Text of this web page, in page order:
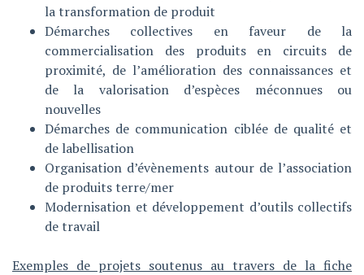
la transformation de produit
Démarches collectives en faveur de la
commercialisation des produits en circuits de
proximité, de l’amélioration des connaissances et
de la valorisation d’espèces méconnues ou
nouvelles
Démarches de communication ciblée de qualité et
de labellisation
Organisation d’évènements autour de l’association
de produits terre/mer
Modernisation et développement d’outils collectifs
de travail
Exemples de projets soutenus au travers de la fiche